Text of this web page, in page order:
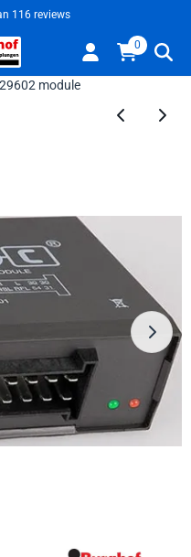
Kies instellingen of sta alle
116 reviews
0
module